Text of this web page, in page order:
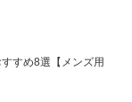
すめ8選【メンズ用